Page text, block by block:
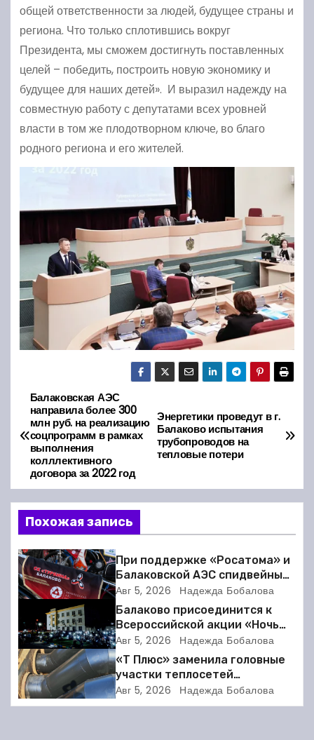
общей ответственности за людей, будущее страны и
региона. Что только сплотившись вокруг
Президента, мы сможем достигнуть поставленных
целей – победить, построить новую экономику и
будущее для наших детей». И выразил надежду на
совместную работу с депутатами всех уровней
власти в том же плодотворном ключе, во благо
родного региона и его жителей.
Н
а
в
и
г
а
ц
я
п
о
Энергетики проведут в г.
Балаково испытания
трубопроводов на
тепловые потери
Балаковская АЭС
направила более 300
млн руб. на реализацию
соцпрограмм в рамках
выполнения
колллективного
договора за 2022 год
Похожая запись
При поддержке «Росатома» и
Балаковской АЭС спидвейный
клуб «Турбина» обновил
материально-техническую
базу
Авг 5, 2026 Надежда Бобалова
Балаково присоединится к
Всероссийской акции «Ночь
кино»
Авг 5, 2026 Надежда Бобалова
«Т Плюс» заменила головные
участки теплосетей
Балаковской ТЭЦ-4 для
надёжного отопления
Авг 5, 2026 Надежда Бобалова